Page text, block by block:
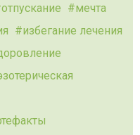
отпускание
мечта
избегание лечения